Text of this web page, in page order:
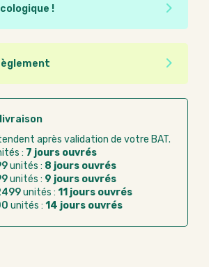
!
conçu, il a été fabriqué à partir de
ou recyclables. Ces produits
obtenir une seconde vie
L'origine de fabrication du produit
les critères d'éco-conception.
mode de règlement, vous pouvez
en ligne sur Good Act.
:paiement sécurisé par carte
:règlement sur facture
:règlement par mandat
la commande
après validation de votre BAT.
: 7 jours ouvrés
unités : 8 jours ouvrés
unités : 9 jours ouvrés
unités : 11 jours ouvrés
unités : 14 jours ouvrés